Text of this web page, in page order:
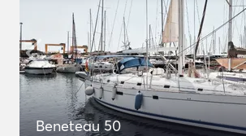
Beneteau 50